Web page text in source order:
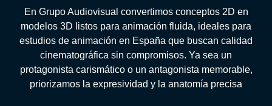
En Grupo Audiovisual convertimos conceptos 2D en
modelos 3D listos para animación fluida, ideales para
estudios de animación en España que buscan calidad
cinematográfica sin compromisos. Ya sea un
protagonista carismático o un antagonista memorable,
priorizamos la expresividad y la anatomía precisa